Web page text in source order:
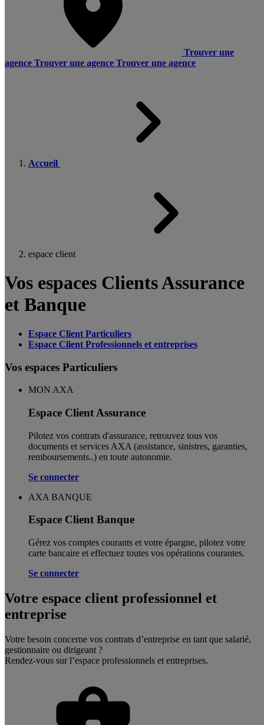
Trouver une
agence Trouver une agence Trouver une agence
Accueil
espace client
Vos espaces Clients Assurance
et Banque
Espace Client Particuliers
Espace Client Professionnels et entreprises
Vos espaces Particuliers
MON AXA
Espace Client Assurance
Pilotez vos contrats d'assurance, retrouvez tous vos
documents et services AXA (assistance, sinistres, garanties,
remboursements..) en toute autonomie. ​
Se connecter
AXA BANQUE
Espace Client Banque
Gérez vos comptes courants et votre épargne, pilotez votre
carte bancaire et effectuez toutes vos opérations courantes.
Se connecter
Votre espace client professionnel et
entreprise
Votre besoin concerne vos contrats d’entreprise en tant que salarié,
gestionnaire ou dirigeant ?
Rendez-vous sur l’espace professionnels et entreprises.